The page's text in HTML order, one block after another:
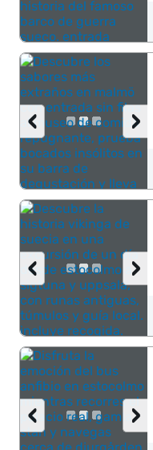
›
‹
›
‹
›
‹